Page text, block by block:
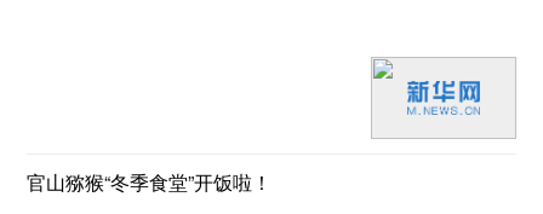
官山猕猴“冬季食堂”开饭啦！